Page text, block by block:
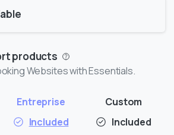
products
Websites with Essentials.
Included Included